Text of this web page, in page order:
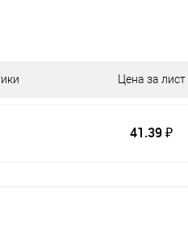
Цена за лист
41.39 ₽